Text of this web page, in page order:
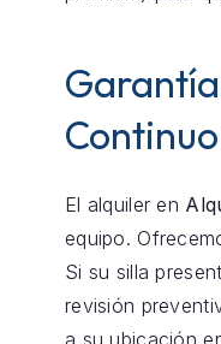
El alquiler en
equipo.
Si su silla
revisión